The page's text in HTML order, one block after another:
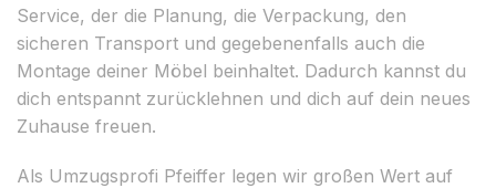
Service, der die Planung, die Verpackung, den
sicheren Transport und gegebenenfalls auch die
Montage deiner Möbel beinhaltet. Dadurch kannst du
dich entspannt zurücklehnen und dich auf dein neues
Zuhause freuen.
Als Umzugsprofi Pfeiffer legen wir großen Wert auf